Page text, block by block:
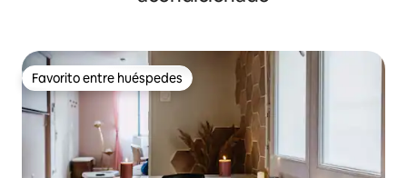
Favorito entre huéspedes
Favorito entre huéspedes